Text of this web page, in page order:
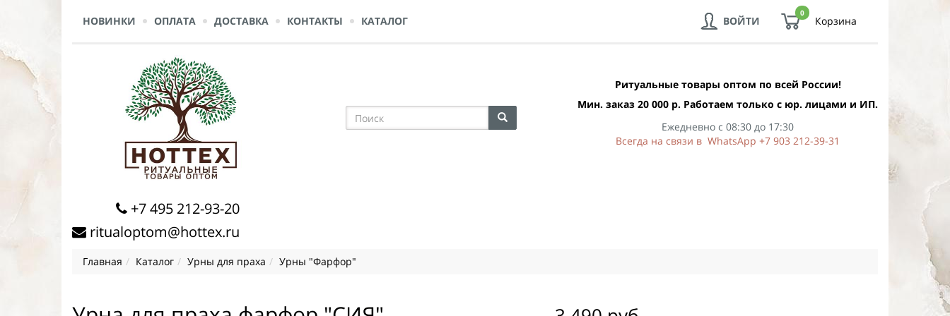
НОВИНКИ ОПЛАТА ДОСТАВКА КОНТАКТЫ КАТАЛОГ
0
Корзина
ВОЙТИ
Ритуальные товары оптом по всей России!
Мин. заказ 20 000 р. Работаем только с юр. лицами и ИП.
Ежедневно с 08:30 до 17:30
Всегда на связи в WhatsApp +7 903 212-39-31
+7 495 212-93-20
ritualoptom@hottex.ru
Главная Каталог Урны для праха Урны "Фарфор"